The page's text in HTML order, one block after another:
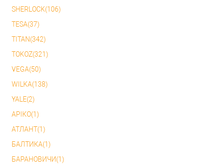
SHERLOCK(106)
TESA(37)
TITAN(342)
TOKOZ(321)
VEGA(50)
WILKA(138)
YALE(2)
АРІКО(1)
АТЛАНТ(1)
БАЛТИКА(1)
БАРАНОВИЧИ(1)